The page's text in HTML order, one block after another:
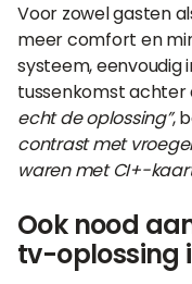
Voor zowel gasten
meer comfort en
systeem, eenvoudig
tussenkomst achter
echt de oplossing”,
contrast met
waren met CI+-
Ook nood
tv-oplossing